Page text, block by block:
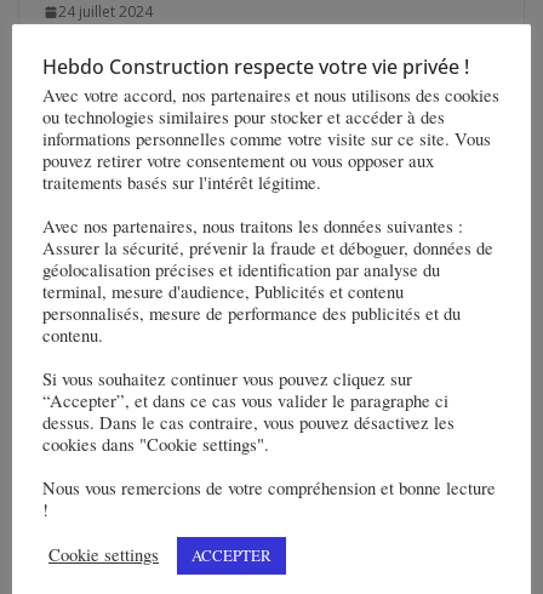
24 juillet 2024
Skanska réalise le recouvrement de
Stadsgårdsleden près de Slussen à
M€
23 juillet 2024
Hebdo Construction respecte votre vie privée !
Avec votre accord, nos partenaires et nous utilisons des cookies
ou technologies similaires pour stocker et accéder à des
informations personnelles comme votre visite sur ce site. Vous
pouvez retirer votre consentement ou vous opposer aux
traitements basés sur l'intérêt légitime.
Avec nos partenaires, nous traitons les données suivantes :
Assurer la sécurité, prévenir la fraude et déboguer, données de
géolocalisation précises et identification par analyse du
terminal, mesure d'audience, Publicités et contenu
personnalisés, mesure de performance des publicités et du
contenu.
Si vous souhaitez continuer vous pouvez cliquez sur
“Accepter”, et dans ce cas vous valider le paragraphe ci
dessus. Dans le cas contraire, vous pouvez désactivez les
cookies dans "Cookie settings".
Nous vous remercions de votre compréhension et bonne lecture
!
Cookie settings
ACCEPTER